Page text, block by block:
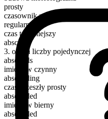
prosty
czasownik ruchu
regularny
czas teraźniejszy
abscond
3. osoba liczby pojedynczej
absconds
imiesłów czynny
absconding
czas przeszły prosty
absconded
imiesłów bierny
absconded